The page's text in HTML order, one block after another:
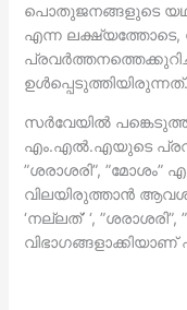
പൊതുജനങ്ങളുടെ
എന്ന ലക്ഷ്യത്തോടെ,
ഉള്‍പ്പെടുത്തിയിരുന്നത്.
സര്‍വേയില്‍
എം.എല്‍.എയുടെ
”ശരാശരി”, ”മോശം”
വിലയിരുത്താന്‍
‘നല്ലത്’ ‘,